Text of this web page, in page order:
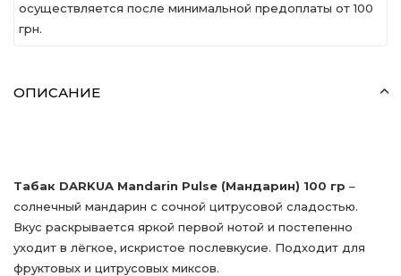
осуществляется после минимальной предоплаты от 100
грн.
ОПИСАНИЕ
Табак DARKUA Mandarin Pulse (Мандарин) 100 гр –
солнечный мандарин с сочной цитрусовой сладостью.
Вкус раскрывается яркой первой нотой и постепенно
уходит в лёгкое, искристое послевкусие. Подходит для
фруктовых и цитрусовых миксов.